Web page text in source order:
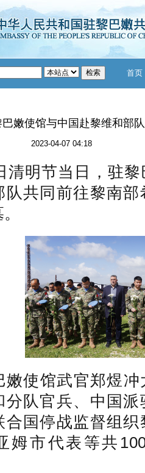
首页
巴嫩使馆与中国赴黎维和部
2023-04-07 04:18
清明节当日，驻
队共同前往黎南
嫩使馆武官郑煜
分队官兵、中国
合国停战监督组
姆市代表等共